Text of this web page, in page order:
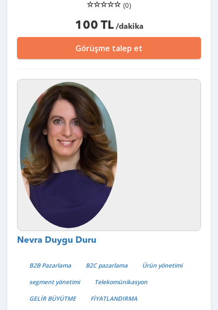
(0)
100 TL/dakika
Görüşme talep et
Nevra Duygu Duru
B2B Pazarlama B2C pazarlama
Ürün yönetimi
segment yönetimi
Telekomünikasyon
GELİR BÜYÜTME
FİYATLANDIRMA